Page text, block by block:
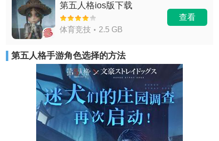
第五人格ios版下载
体育竞技 2.5 GB
查看
第五人格手游角色选择的方法